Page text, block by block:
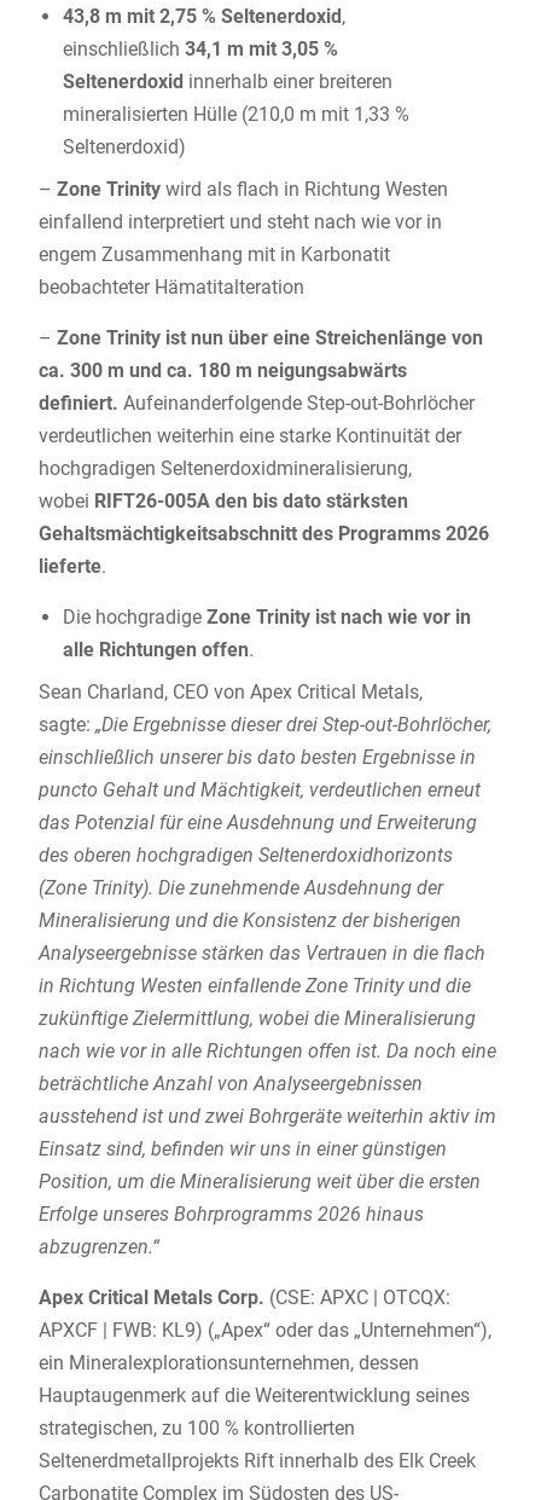
43,8 m mit 2,75 % Seltenerdoxid,
einschließlich 34,1 m mit 3,05 %
Seltenerdoxid innerhalb einer breiteren
mineralisierten Hülle (210,0 m mit 1,33 %
Seltenerdoxid)
– Zone Trinitywird als flach in Richtung Westen
einfallend interpretiert und steht nach wie vor in
engem Zusammenhang mit in Karbonatit
beobachteter Hämatitalteration
– Zone Trinity ist nun über eine Streichenlänge von
ca. 300 m und ca. 180 m neigungsabwärts
definiert. Aufeinanderfolgende Step-out-Bohrlöcher
verdeutlichen weiterhin eine starke Kontinuität der
hochgradigen Seltenerdoxidmineralisierung,
wobei RIFT26-005A den bis dato stärksten
Gehaltsmächtigkeitsabschnitt des Programms 2026
lieferte.
Die hochgradige Zone Trinity ist nach wie vor in
alle Richtungen offen.
Sean Charland, CEO von Apex Critical Metals,
sagte: „Die Ergebnisse dieser drei Step-out-Bohrlöcher,
einschließlich unserer bis dato besten Ergebnisse in
puncto Gehalt und Mächtigkeit, verdeutlichen erneut
das Potenzial für eine Ausdehnung und Erweiterung
des oberen hochgradigen Seltenerdoxidhorizonts
(Zone Trinity). Die zunehmende Ausdehnung der
Mineralisierung und die Konsistenz der bisherigen
Analyseergebnisse stärken das Vertrauen in die flach
in Richtung Westen einfallende Zone Trinity und die
zukünftige Zielermittlung, wobei die Mineralisierung
nach wie vor in alle Richtungen offen ist. Da noch eine
beträchtliche Anzahl von Analyseergebnissen
ausstehend ist und zwei Bohrgeräte weiterhin aktiv im
Einsatz sind, befinden wir uns in einer günstigen
Position, um die Mineralisierung weit über die ersten
Erfolge unseres Bohrprogramms 2026 hinaus
abzugrenzen.“
Apex Critical Metals Corp. (CSE: APXC | OTCQX:
APXCF | FWB: KL9) („Apex“ oder das „Unternehmen“),
ein Mineralexplorationsunternehmen, dessen
Hauptaugenmerk auf die Weiterentwicklung seines
strategischen, zu 100 % kontrollierten
Seltenerdmetallprojekts Rift innerhalb des Elk Creek
Carbonatite Complex im Südosten des US-